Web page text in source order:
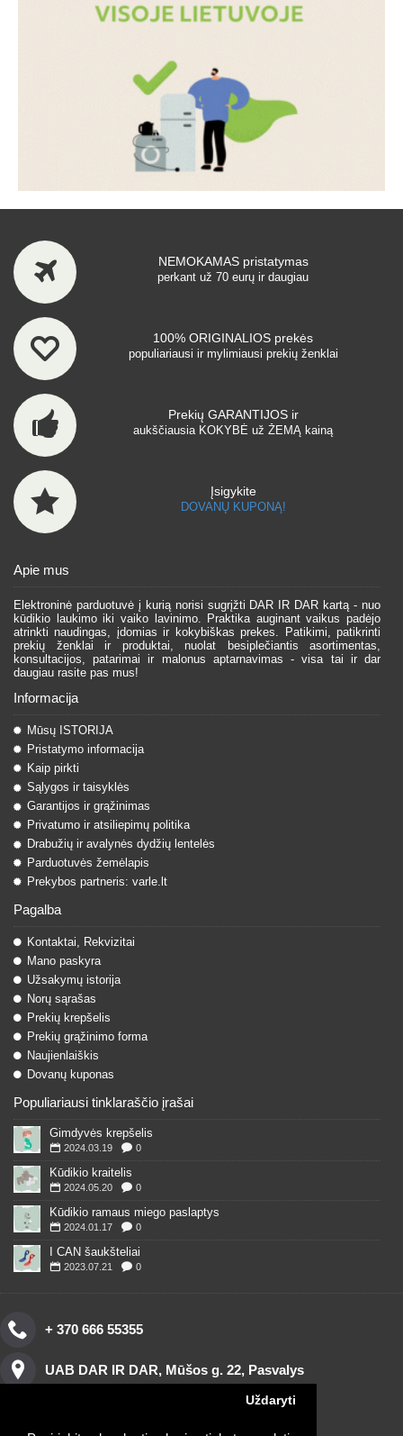
Uždaryti
NEMOKAMAS pristatymas
perkant už 70 eurų ir daugiau
100% ORIGINALIOS prekės
populiariausi ir mylimiausi prekių ženklai
Prekių GARANTIJOS ir
aukščiausia KOKYBĖ už ŽEMĄ kainą
Įsigykite
DOVANŲ KUPONĄ!
Apie mus
Elektroninė parduotuvė į kurią norisi sugrįžti DAR IR DAR kartą - nuo
kūdikio laukimo iki vaiko lavinimo. Praktika auginant vaikus padėjo
atrinkti naudingas, įdomias ir kokybiškas prekes. Patikimi, patikrinti
prekių ženklai ir produktai, nuolat besiplečiantis asortimentas,
konsultacijos, patarimai ir malonus aptarnavimas - visa tai ir dar
daugiau rasite pas mus!
Informacija
Mūsų ISTORIJA
Pristatymo informacija
Kaip pirkti
Sąlygos ir taisyklės
Garantijos ir grąžinimas
Privatumo ir atsiliepimų politika
Drabužių ir avalynės dydžių lentelės
Parduotuvės žemėlapis
Prekybos partneris: varle.lt
Pagalba
Kontaktai, Rekvizitai
Mano paskyra
Užsakymų istorija
Norų sąrašas
Prekių krepšelis
Prekių grąžinimo forma
Naujienlaiškis
Dovanų kuponas
Populiariausi tinklaraščio įrašai
Gimdyvės krepšelis
2024.03.19 0
Kūdikio kraitelis
2024.05.20 0
Kūdikio ramaus miego paslaptys
2024.01.17 0
I CAN šaukšteliai
2023.07.21 0
+ 370 666 55355
UAB DAR IR DAR, Mūšos g. 22, Pasvalys